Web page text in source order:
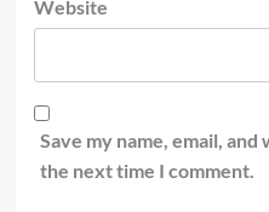
Website
Save my name, email,
the next time I comment.